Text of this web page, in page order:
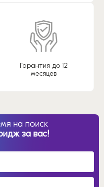
Гарантия до 12
месяцев
на поиск
за вас!